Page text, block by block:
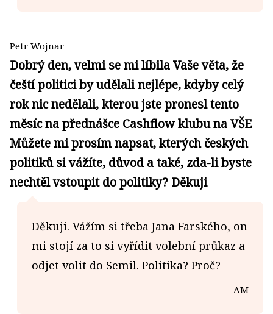
Petr Wojnar
Dobrý den, velmi se mi líbila Vaše věta, že
čeští politici by udělali nejlépe, kdyby celý
rok nic nedělali, kterou jste pronesl tento
měsíc na přednášce Cashflow klubu na VŠE
Můžete mi prosím napsat, kterých českých
politiků si vážíte, důvod a také, zda-li byste
nechtěl vstoupit do politiky? Děkuji
Děkuji. Vážím si třeba Jana Farského, on
mi stojí za to si vyřídit volební průkaz a
odjet volit do Semil. Politika? Proč?
AM